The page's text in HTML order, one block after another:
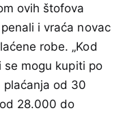
ovih štofova
i vraća novac
robe. „Kod
mogu kupiti po
plaćanja od 30
28.000 do